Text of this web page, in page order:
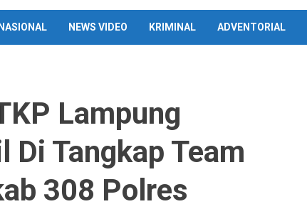
NEWS VIDEO KRIMINAL ADVENTORIAL
Lampung
Di Tangkap Team
308 Polres